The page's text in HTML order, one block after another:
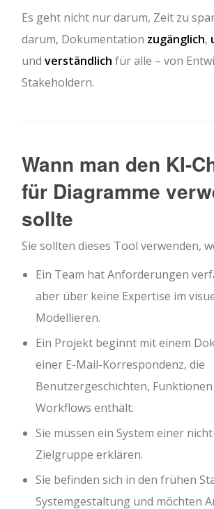
Es geht nicht nur darum, Zeit zu
darum, Dokumentation zugänglich,
undverständlich für alle – von
Stakeholdern.
Wann man den KI-
für Diagramme
sollte
Sie sollten dieses Tool verwenden,
Ein Team hat Anforderungen
aber über keine Expertise im
Modellieren.
Ein Projekt beginnt mit einem
einer E-Mail-Korrespondenz, die
Benutzergeschichten,
Workflows enthält.
Sie müssen ein System einer
Zielgruppe erklären.
Sie befinden sich in den frühen
Systemgestaltung und möchten